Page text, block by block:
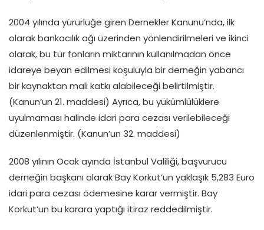
2004 yılında yürürlüğe giren Dernekler Kanunu’nda, ilk
olarak bankacılık ağı üzerinden yönlendirilmeleri ve ikinci
olarak, bu tür fonların miktarının kullanılmadan önce
idareye beyan edilmesi koşuluyla bir derneğin yabancı
bir kaynaktan mali katkı alabileceği belirtilmiştir.
(Kanun’un 21. maddesi) Ayrıca, bu yükümlülüklere
uyulmaması halinde idari para cezası verilebileceği
düzenlenmiştir. (Kanun’un 32. maddesi)
2008 yılının Ocak ayında İstanbul Valiliği, başvurucu
derneğin başkanı olarak Bay Korkut’un yaklaşık 5,283 Euro
idari para cezası ödemesine karar vermiştir. Bay
Korkut’un bu karara yaptığı itiraz reddedilmiştir.